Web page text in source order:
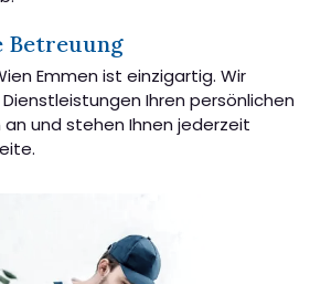
Betreuung
Emmen ist einzigartig. Wir
Ihren persönlichen
und stehen Ihnen jederzeit